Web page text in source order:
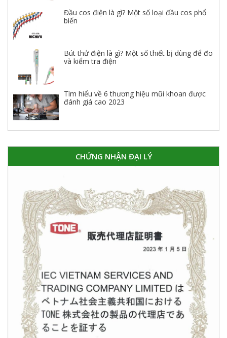
Đầu cos điện là gì? Một số loại đầu cos phổ
biến
Bút thử điện là gì? Một số thiết bị dùng để đo
và kiểm tra điện
Tìm hiểu về 6 thương hiệu mũi khoan được
đánh giá cao 2023
CHỨNG NHẬN ĐẠI LÝ